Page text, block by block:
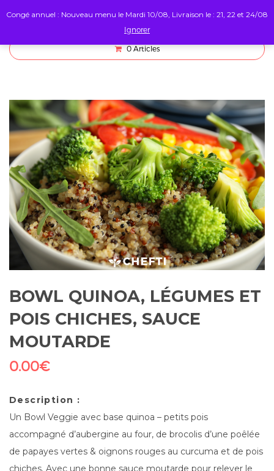
0 Articles
BOWL QUINOA, LÉGUMES ET
POIS CHICHES, SAUCE
MOUTARDE
0.00€
Description :
Un Bowl Veggie avec base quinoa – petits pois
accompagné d’aubergine au four, de brocolis d’une poêlée
de papayes vertes & oignons rouges au curcuma et de pois
Congé annuel : Nouveau menu le Mardi 10/08, Livraison le : 21, 22 et 24/08
Ignorer